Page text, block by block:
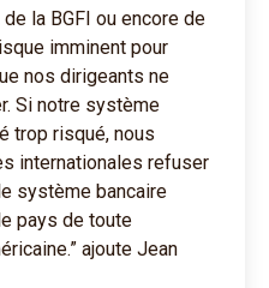
la BGFI ou encore de
imminent pour
nos dirigeants ne
Si notre système
trop risqué, nous
internationales refuser
système bancaire
pays de toute
ajoute Jean